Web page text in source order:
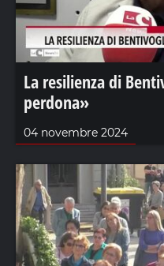
La resilienza di
perdona»
04 novembre 2024